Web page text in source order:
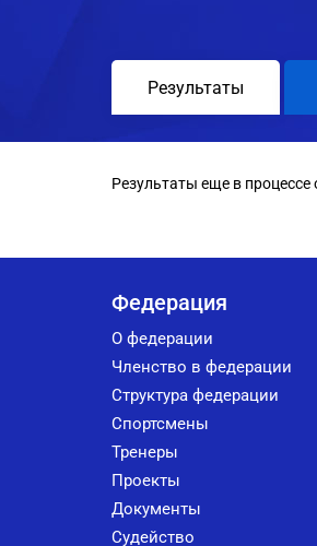
Результаты
Результаты еще в процессе
Федерация
О федерации
Членство в федерации
Структура федерации
Спортсмены
Тренеры
Проекты
Документы
Судейство